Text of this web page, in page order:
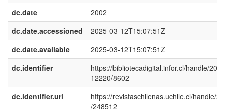
dc.date
2002
dc.date.accessioned
2025-03-12T15:07:51Z
dc.date.available
2025-03-12T15:07:51Z
dc.identifier
https://bibliotecadigital.infor.cl/handle/
12220/8602
dc.identifier.uri
https://revistaschilenas.uchile.cl/handle/
/248512